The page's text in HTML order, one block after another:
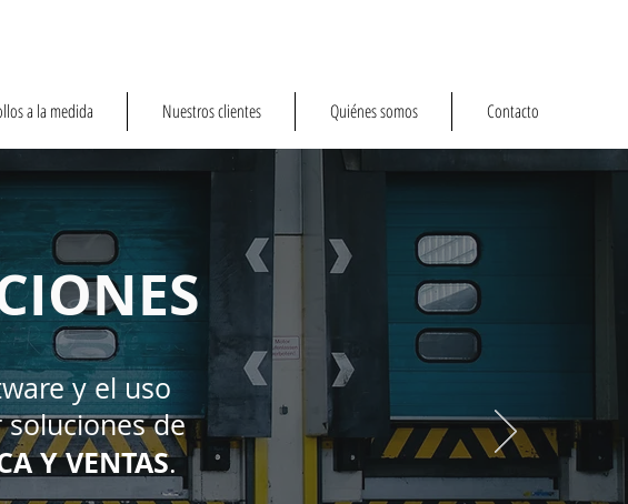
a la medida Nuestros clientes Quiénes somos Contacto
y el uso
de
Y VENTAS.